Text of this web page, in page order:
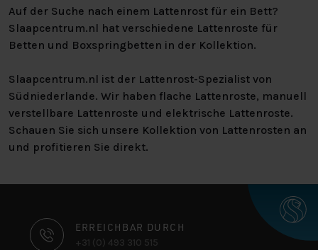
Auf der Suche nach einem Lattenrost für ein Bett?
Slaapcentrum.nl hat verschiedene Lattenroste für
Betten und Boxspringbetten in der Kollektion.
Slaapcentrum.nl ist der Lattenrost-Spezialist von
Südniederlande. Wir haben flache Lattenroste, manuell
verstellbare Lattenroste und elektrische Lattenroste.
Schauen Sie sich unsere Kollektion von Lattenrosten an
und profitieren Sie direkt.
KONTAKTINFORMATIONEN
ERREICHBAR DURCH
+31 (0) 493 310 515